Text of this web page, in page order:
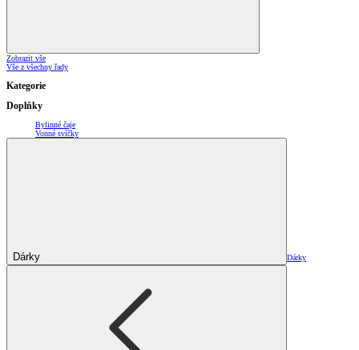
Zobrazit vše
Vše z všechny řady
Kategorie
Doplňky
Bylinné čaje
Vonné svíčky
Dárky Dárky